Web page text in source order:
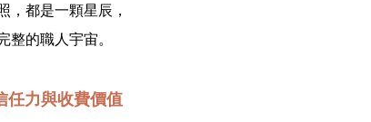
，都是一顆星辰，
整的職人宇宙。
任力與收費價值